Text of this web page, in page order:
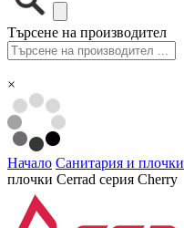
Търсене на производител
×
Начало Санитария и плочки
плочки Cerrad серия Cherry